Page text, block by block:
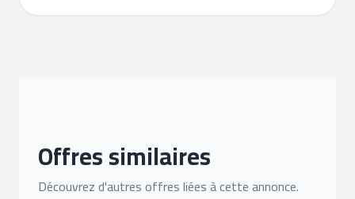
Offres similaires
Découvrez d'autres offres liées à cette annonce.